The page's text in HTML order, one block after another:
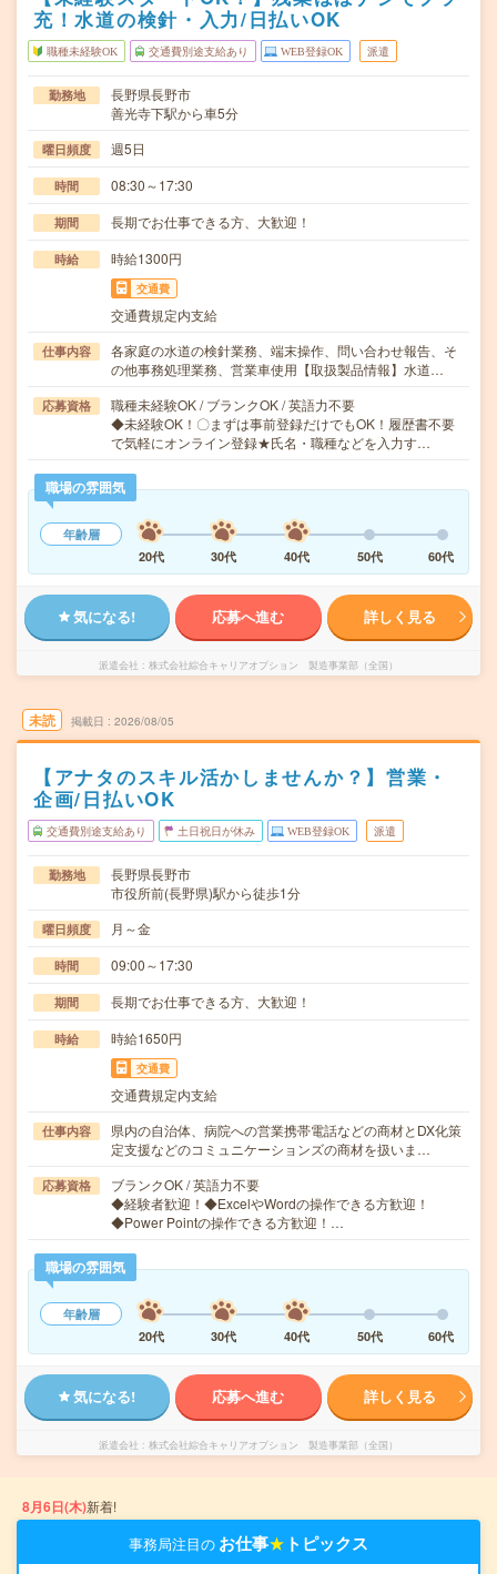
充！水道の検針・入力/日払いOK
職種未経験OK 交通費別途支給あり WEB登録OK 派遣
勤務地
長野県長野市
善光寺下駅から車5分
曜日頻度 週5日
時間 08:30～17:30
期間 長期でお仕事できる方、大歓迎！
時給 時給1300円
交通費
交通費規定内支給
仕事内容
各家庭の水道の検針業務、端末操作、問い合わせ報告、そ
の他事務処理業務、営業車使用【取扱製品情報】水道…
応募資格
職種未経験OK / ブランクOK / 英語力不要
◆未経験OK！〇まずは事前登録だけでもOK！履歴書不要
で気軽にオンライン登録★氏名・職種などを入力す…
職場の雰囲気
年齢層
20代
30代 40代 50代 60代
気になる! 応募へ進む 詳しく見る
派遣会社 株式会社綜合キャリアオプション 製造事業部（全国）
未読 掲載日 2026/08/05
【アナタのスキル活かしませんか？】営業・
企画/日払いOK
交通費別途支給あり 土日祝日が休み WEB登録OK 派遣
勤務地
長野県長野市
市役所前(長野県)駅から徒歩1分
曜日頻度 月～金
時間 09:00～17:30
期間 長期でお仕事できる方、大歓迎！
時給 時給1650円
交通費
交通費規定内支給
仕事内容
県内の自治体、病院への営業携帯電話などの商材とDX化策
定支援などのコミュニケーションズの商材を扱いま…
応募資格
ブランクOK / 英語力不要
◆経験者歓迎！◆ExcelやWordの操作できる方歓迎！
◆Power Pointの操作できる方歓迎！…
職場の雰囲気
年齢層
20代
30代 40代 50代 60代
気になる! 応募へ進む 詳しく見る
派遣会社 株式会社綜合キャリアオプション 製造事業部（全国）
8月6日(木)新着!
事務局注目の お仕事★ トピックス